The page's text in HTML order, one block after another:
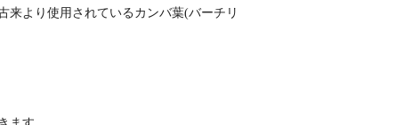
来より使用されているカンバ葉(バーチリ